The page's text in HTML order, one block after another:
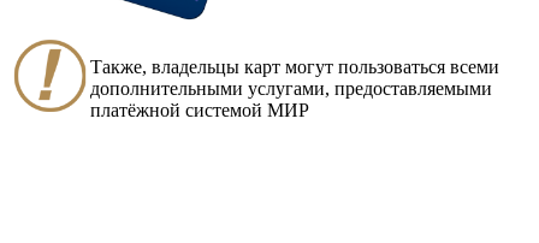
Также, владельцы карт могут пользоваться всеми
дополнительными услугами, предоставляемыми
платёжной системой МИР